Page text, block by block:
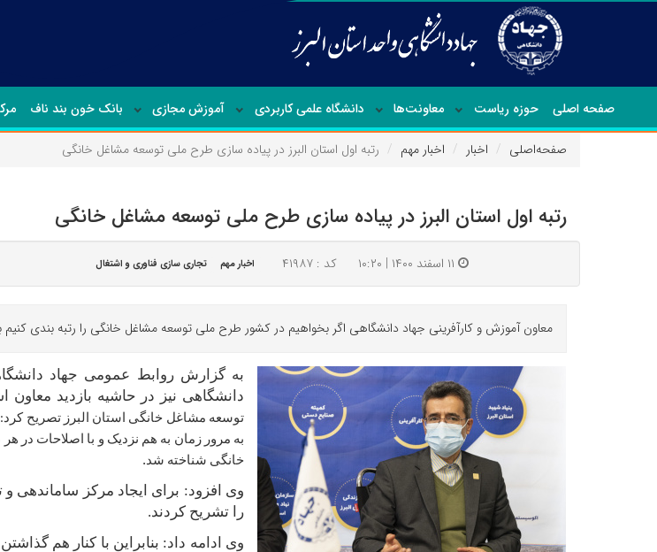
صفحه اصلی حوزه ریاست معاونت‌ها دانشگاه علمی کاربردی آموزش مجازی بانک خون بند ناف
صفحه‌اصلی اخبار اخبار مهم رتبه اول استان البرز در پیاده سازی طرح ملی توسعه مشاغل خانگی
رتبه اول استان البرز در پیاده سازی طرح ملی توسعه مشاغل خانگی
کد : ۴۱۹۸۷ اخبار مهم تجاری سازی فناوری و اشتغال
معاون آموزش و کارآفرینی جهاد دانشگاهی اگر بخواهیم در کشور طرح ملی توسعه مشاغل خانگی را رتبه بندی کنیم
به گزارش روابط عمومی جهاد
دانشگاهی نیز در حاشیه بازدید معاون
توسعه مشاغل خانگی استان البرز تصریح کرد:
به مرور زمان به هم نزدیک و با اصلاحات در
خانگی شناخته شد.
وی افزود: برای ایجاد مرکز ساماندهی
را تشریح کردند.
وی ادامه داد: بنابراین با کنار هم